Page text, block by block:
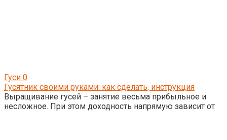
Гуси 0
Гусятник своими руками: как сделать, инструкция
Выращивание гусей – занятие весьма прибыльное и
несложное. При этом доходность напрямую зависит от